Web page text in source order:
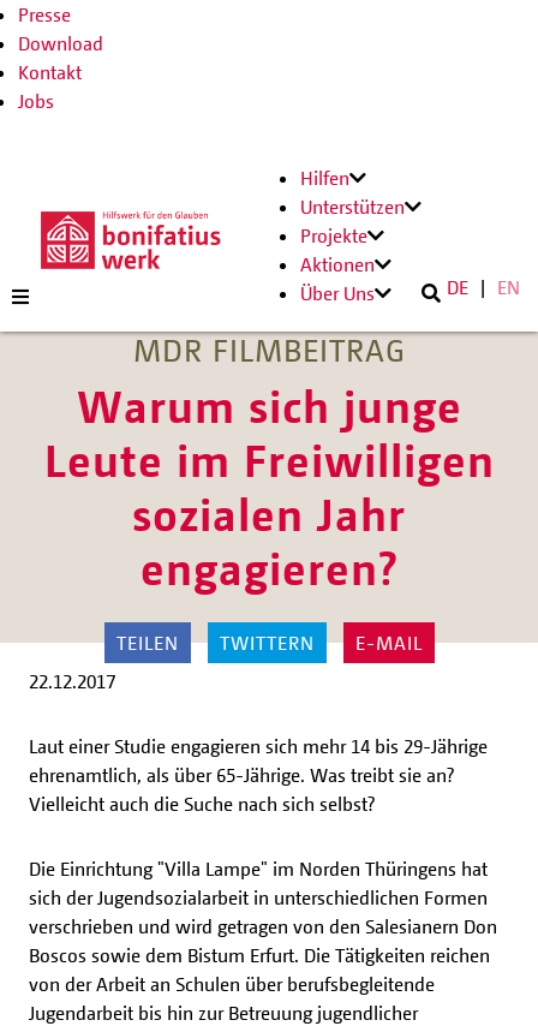
Presse
Download
Kontakt
Jobs
Hilfen
Unterstützen
Projekte
Aktionen
Über Uns
DE EN
MDR FILMBEITRAG
Warum sich junge
Leute im Freiwilligen
sozialen Jahr
engagieren?
TEILEN TWITTERN
E-MAIL
22.12.2017
Laut einer Studie engagieren sich mehr 14 bis 29-Jährige
ehrenamtlich, als über 65-Jährige. Was treibt sie an?
Vielleicht auch die Suche nach sich selbst?
Die Einrichtung "Villa Lampe" im Norden Thüringens hat
sich der Jugendsozialarbeit in unterschiedlichen Formen
verschrieben und wird getragen von den Salesianern Don
Boscos sowie dem Bistum Erfurt. Die Tätigkeiten reichen
von der Arbeit an Schulen über berufsbegleitende
Jugendarbeit bis hin zur Betreuung jugendlicher